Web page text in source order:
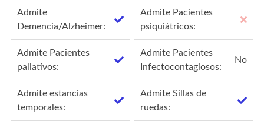
Admite
Demencia/Alzheimer:
Admite Pacientes
psiquiátricos:
Admite Pacientes
paliativos:
Admite Pacientes
Infectocontagiosos:
No
Admite estancias
temporales:
Admite Sillas de
ruedas: